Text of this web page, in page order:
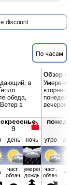
discount
По часам
в
обеда,
в
Обзор
вторник
9
день ночь утро
част.
облач.
умерен.
дождь
част.
облач.